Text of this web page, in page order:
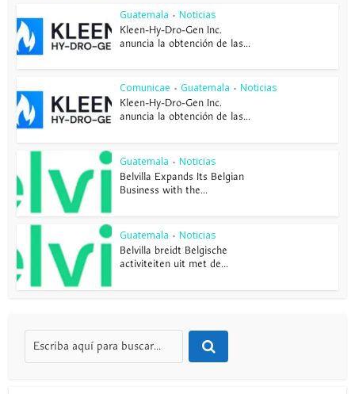
Guatemala • Noticias
Kleen-Hy-Dro-Gen Inc.
anuncia la obtención de las...
Comunicae • Guatemala • Noticias
Kleen-Hy-Dro-Gen Inc.
anuncia la obtención de las...
Guatemala • Noticias
Belvilla Expands Its Belgian
Business with the...
Guatemala • Noticias
Belvilla breidt Belgische
activiteiten uit met de...